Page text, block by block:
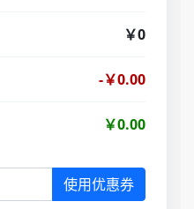
￥0
-￥0.00
￥0.00
使用优惠券